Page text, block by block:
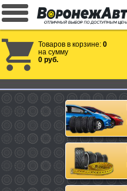
Товаров в корзине: 0
на сумму
0 руб.